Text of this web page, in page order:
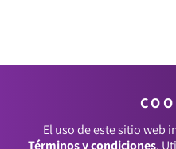
El uso de este sitio web
Términos y condiciones.